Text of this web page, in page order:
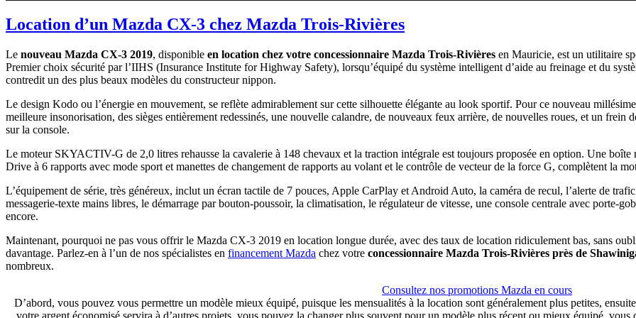
Location d’un Mazda CX-3 chez Mazda Trois-Rivières
Le nouveau Mazda CX-3 2019, disponible en location chez votre concessionnaire Mazda Trois-Rivières en Mauricie, est un utilitaire
Premier choix sécurité par l’IIHS (Insurance Institute for Highway Safety), lorsqu’équipé du système intelligent d’aide au freinage et du
contredit un des plus beaux modèles du constructeur nippon.
Le design Kodo ou l’énergie en mouvement, se reflète admirablement sur cette silhouette élégante au look sportif. Pour ce nouveau
meilleure insonorisation, des sièges entièrement redessinés, une nouvelle calandre, de nouveaux feux arrière, de nouvelles roues, et un frein
sur la console.
Le moteur SKYACTIV-G de 2,0 litres rehausse la cavalerie à 148 chevaux et la traction intégrale est toujours proposée en option. Une
Drive à 6 rapports avec mode sport et manettes de changement de rapports au volant et le contrôle de vecteur de la force G, complètent la
L’équipement de série, très généreux, inclut un écran tactile de 7 pouces, Apple CarPlay et Android Auto, la caméra de recul, l’alerte de
messagerie-texte mains libres, le démarrage par bouton-poussoir, la climatisation, le régulateur de vitesse, une console centrale avec porte-
encore.
Maintenant, pourquoi ne pas vous offrir le Mazda CX-3 2019 en location longue durée, avec des taux de location ridiculement bas, sans
davantage. Parlez-en à l’un de nos spécialistes en financement Mazda chez votre concessionnaire Mazda Trois-Rivières près de
nombreux.
Consultez nos promotions Mazda en cours
D’abord, vous pouvez vous permettre un modèle mieux équipé, puisque les mensualités à la location sont généralement plus petites,
votre argent économisé servira à d’autres projets, vous pouvez la changer plus souvent pour un modèle plus récent ou mieux équipé,